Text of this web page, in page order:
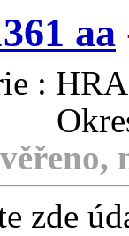
aa
:
zde